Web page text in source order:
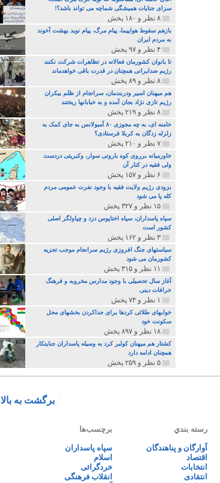
سزای جنایات همیشگی شماچه می تواند باشد؟!
۸ نظر و ۱۸۰ پخش
بازهم سقوط هواپیما، پیام مرگ، پیام نوید بهشت آخوند
به مردم ایران
۴ نظر و ۹۷ پخش
تا بانوان کشورمان فعالانه در تظاهرات شرکت نکنند
رژیم ضدایرانی همچنان در قدرت باقی خواهدماند
۸ نظر و ۸۹ پخش
هم میهنان اسیر ودربندمان، سرانجام از ظلم بیکران
رژیم تازی نژاد بجان آمده و به خبابانها ریختند
۸ نظر و ۲۱۹ پخش
خامنه ای، به چه مجوزی ۸۰ آمبولانس به جای کمک به
زلزله زدگان به کربلا فرستادی؟
۷ نظر و ۲۱۰ پخش
خاورمیانه برروی کوه باروتی سوار، وکبریتی دردست
ولی فقیه در کنار آن
۶ نظر و ۱۵۷ پخش
بزودی رژیم ولایت فقیه با وجود نفرت عمومی مردم
کله پا می شود
۱۵ نظر و ۳۲۷ پخش
سپاه پاسداران، سپاه اختاپوس دزد و چپاولگر اصلی
کشور است
۳ نظر و ۱۶۲ پخش
سیاستهای جنگ افروزی رژیم سرانجام موجب تجزیه
کشورمان می شود
۱۱ نظر و ۳۱۵ پخش
آغاز سال تحصیلی با وجود مدارس مخروبه و فرهنگ
خرافات دینی
۱ نظر و ۷۴ پخش
خوابهای طلائی کردها برای جداکردن بخشهای محل
سکونت خود
۱۸ نظر و ۸۹۷ پخش
کشتار هم میهنان کولبر کرد به وسیله پاسداران جنایتکار
همچنان ادامه دارد
۵ نظر و ۲۵۹ پخش
برگشت به بالا
رسته بندي
آوارگان و پناهندگان
اقتصاد
انتخابات
انتقادی
برچسب‌ها
سپاه پاسداران
اسلام
خردگرائی
انقلاب فرهنگی